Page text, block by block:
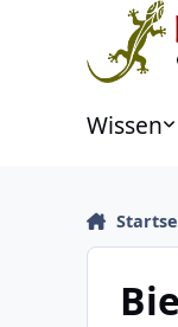
Zu Inhalt springen
Wissen